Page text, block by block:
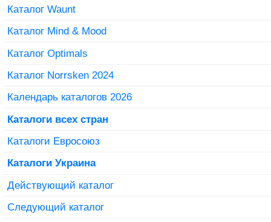
Каталог Waunt
Каталог Mind & Mood
Каталог Optimals
Каталог Norrsken 2024
Календарь каталогов 2026
Каталоги всех стран
Каталоги Евросоюз
Каталоги Украина
Действующий каталог
Следующий каталог